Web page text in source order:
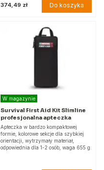
374,49 zł Do koszyka
W magazynie
Survival First Aid Kit Slimline
profesjonalna apteczka
Apteczka w bardzo kompaktowej
formie, kolorowe sekcje dla szybkiej
orientacji, wytrzymały materiał,
odpowiednia dla 1-2 osób, waga 655 g.